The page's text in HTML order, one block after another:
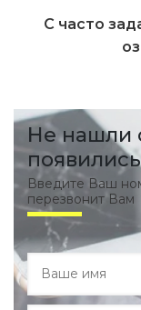
С часто
Не нашли
Введите Ваш
перезвонит Вам